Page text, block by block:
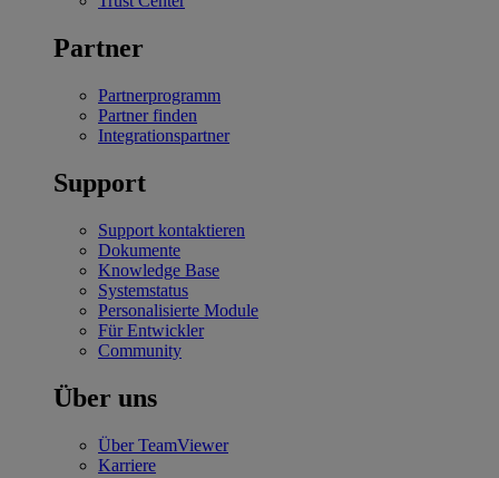
Partner
Partnerprogramm
Partner finden
Integrationspartner
Support
Support kontaktieren
Dokumente
Knowledge Base
Systemstatus
Personalisierte Module
Für Entwickler
Community
Über uns
Über TeamViewer
Karriere